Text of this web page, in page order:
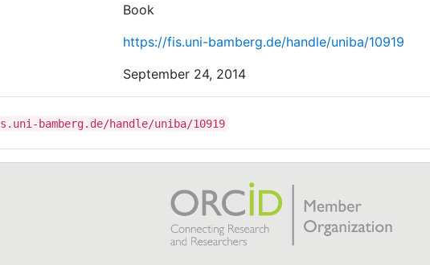
Book
https://fis.uni-bamberg.de/handle/uniba/10919
September 24, 2014
bamberg.de/handle/uniba/10919